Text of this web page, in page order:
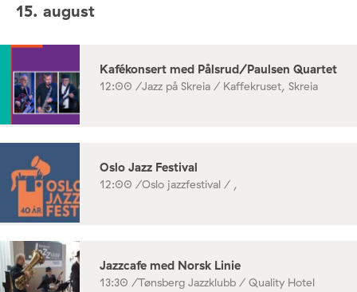
15. august
Kafékonsert med Pålsrud/Paulsen Quartet
12:00 /Jazz på Skreia / Kaffekruset, Skreia
Oslo Jazz Festival
12:00 /Oslo jazzfestival / ,
Jazzcafe med Norsk Linie
13:30 /Tønsberg Jazzklubb / Quality Hotel